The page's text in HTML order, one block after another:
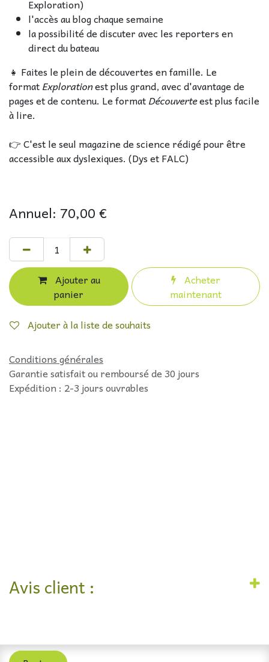
Exploration)
l'accès au blog chaque semaine
la possibilité de discuter avec les reporters en
direct du bateau
👧 Faites le plein de découvertes en famille. Le
formatExplorationest plus grand, avec d'avantage de
pages et de contenu. Le formatDécouverteest plus facile
à lire.
👉 C'est le seul magazine de science rédigé pour être
accessible aux dyslexiques. (Dys et FALC)
Annuel: 70,00 €
Ajouter au
panier
Acheter
maintenant
Ajouter à la liste de souhaits
Conditions générales
Garantie satisfait ou remboursé de 30 jours
Expédition : 2-3 jours ouvrables
Avis client :